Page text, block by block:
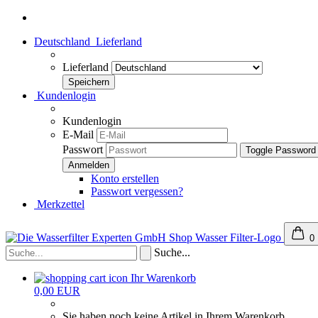
Deutschland Lieferland
Lieferland
Kundenlogin
Kundenlogin
E-Mail
Passwort
Toggle
Konto erstellen
Passwort vergessen?
Merkzettel
0
Suche...
Ihr Warenkorb
0,00 EUR